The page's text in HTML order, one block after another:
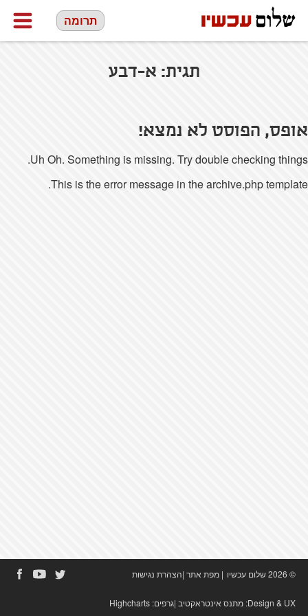
תרומה
תגית: א-דבע
אופס, הפוסט לא נמצא!
Uh Oh. Something is missing. Try double checking things.
This is the error message in the archive.php template.
© 2026 שלום עכשיו | מפת אתר|הצהרת נגישות
Design & UX: מתנס אינטראקטיב|גרפים: Highcharts